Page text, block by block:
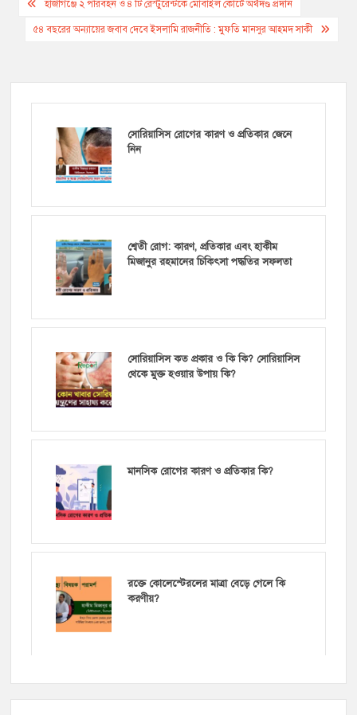
navigation
হাজীগঞ্জে ২ পরিবহন ও ৪ টি রেস্টুরেন্টকে মোবাইল কোর্টে অর্থদণ্ড প্রদান
৫৪ বছরের অন্যায়ের জবাব দেবে ইসলামি রাজনীতি : মুফতি মানসুর আহমদ সাকী
সোরিয়াসিস রোগের কারণ ও প্রতিকার জেনে
নিন
শ্বেতী রোগ: কারণ, প্রতিকার এবং হাকীম
মিজানুর রহমানের চিকিৎসা পদ্ধতির সফলতা
সোরিয়াসিস কত প্রকার ও কি কি? সোরিয়াসিস
থেকে মুক্ত হওয়ার উপায় কি?
মানসিক রোগের কারণ ও প্রতিকার কি?
রক্তে কোলেস্টেরলের মাত্রা বেড়ে গেলে কি
করণীয়?